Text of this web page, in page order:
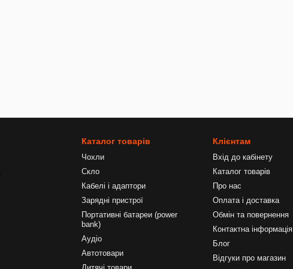
Каталог товарів
Чохли
Скло
Кабелі і адаптори
Зарядні пристрої
Портативні батареи (power
bank)
Аудіо
Автотовари
Клієнтам
Вхід до кабінету
Каталог товарів
Про нас
Оплата і доставка
Обмін та повернення
Контактна інформація
Блог
Відгуки про магазин